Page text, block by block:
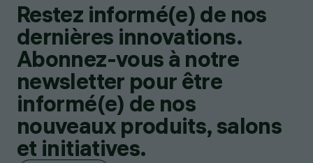
Restez informé(e) de nos
dernières innovations.
Abonnez-vous à notre
newsletter pour être
informé(e) de nos
nouveaux produits, salons
et initiatives.